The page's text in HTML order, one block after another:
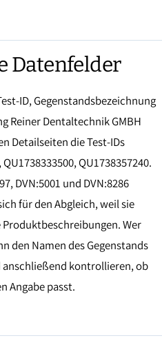
Datenfelder
ID, Gegenstandsbezeichnung
Reiner Dentaltechnik GMBH
Detailseiten die Test-IDs
QU1738357240.
DVN:5001 und DVN:8286
für den Abgleich, weil sie
Wer
den Namen des Gegenstands
anschließend kontrollieren, ob
Angabe passt.